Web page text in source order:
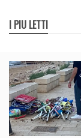
I PIÙ LETTI